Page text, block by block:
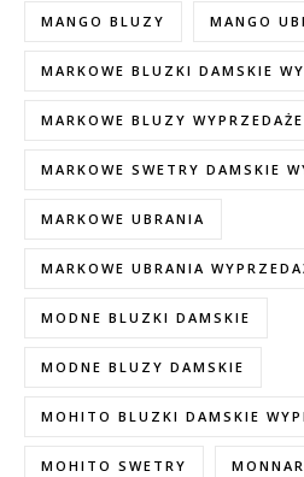
MANGO BLUZY MANGO
MARKOWE BLUZKI DAMSKIE
MARKOWE BLUZY WYPRZEDAŻE
MARKOWE SWETRY DAMSKIE
MARKOWE UBRANIA
MARKOWE UBRANIA
MODNE BLUZKI DAMSKIE
MODNE BLUZY DAMSKIE
MOHITO BLUZKI DAMSKIE
MOHITO SWETRY